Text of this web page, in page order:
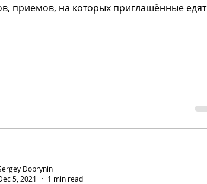
приемов, на которых приглашённые едят
Dobrynin
5, 2021
1 min read